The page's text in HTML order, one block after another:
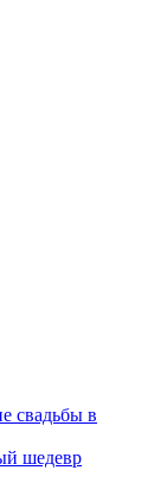
свадьбы в
шедевр